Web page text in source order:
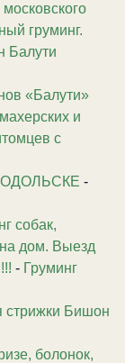
груминг.
Балути
«Балути»
и
с
-
собак,
дом. Выезд
- Груминг
стрижки Бишон
болонок,